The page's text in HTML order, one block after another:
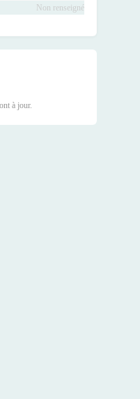
Non renseigné
à jour.